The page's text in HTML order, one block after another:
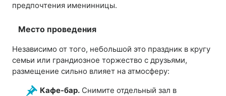
предпочтения именинницы.
Место проведения
Независимо от того, небольшой это праздник в кругу
семьи или грандиозное торжество с друзьями,
размещение сильно влияет на атмосферу:
Кафе-бар. Снимите отдельный зал в